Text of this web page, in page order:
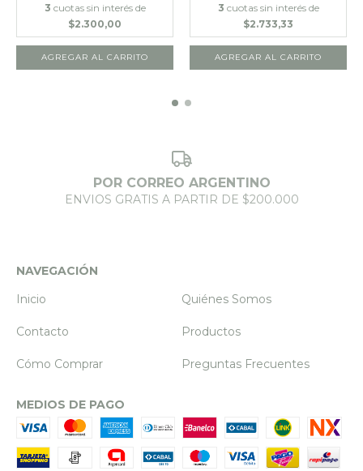
3 cuotas sin interés de
$2.300,00
AGREGAR AL CARRITO
3 cuotas sin interés de
$2.733,33
AGREGAR AL CARRITO
POR CORREO ARGENTINO
ENVIOS GRATIS A PARTIR DE $200.000
NAVEGACIÓN
Inicio
Quiénes Somos
Contacto Productos
Cómo Comprar Preguntas Frecuentes
MEDIOS DE PAGO